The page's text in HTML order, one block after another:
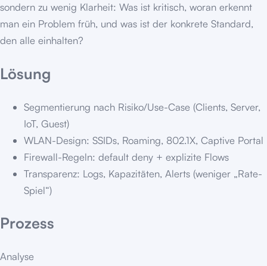
sondern zu wenig Klarheit: Was ist kritisch, woran erkennt
man ein Problem früh, und was ist der konkrete Standard,
den alle einhalten?
Lösung
Segmentierung nach Risiko/Use-Case (Clients, Server,
IoT, Guest)
WLAN-Design: SSIDs, Roaming, 802.1X, Captive Portal
Firewall-Regeln: default deny + explizite Flows
Transparenz: Logs, Kapazitäten, Alerts (weniger „Rate-
Spiel“)
Prozess
Analyse